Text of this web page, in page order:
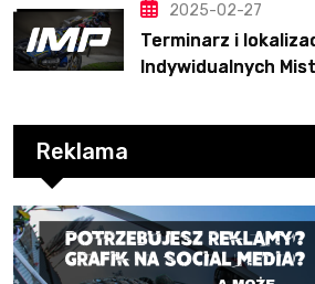
2025-02-27
Terminarz i
Indywidualnych
Reklama